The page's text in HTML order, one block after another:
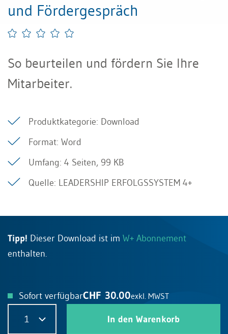
und Fördergespräch
So beurteilen und fördern Sie Ihre
Mitarbeiter.
Produktkategorie: Download
Format: Word
Umfang: 4 Seiten, 99 KB
Quelle: LEADERSHIP ERFOLGSSYSTEM 4+
Tipp! Dieser Download ist im W+ Abonnement
enthalten.
Sofort verfügbarCHF 30.00exkl. MWST
1 In den Warenkorb